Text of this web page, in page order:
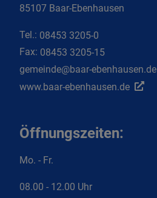
85107 Baar-Ebenhausen
Tel.: 08453 3205-0
Fax: 08453 3205-15
gemeinde@baar-ebenhausen.de
www.baar-ebenhausen.de
Öffnungszeiten:
Mo. - Fr.
08.00 - 12.00 Uhr